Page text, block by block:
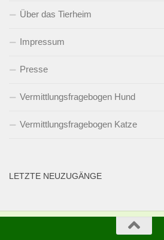
Über das Tierheim
Impressum
Presse
Vermittlungsfragebogen Hund
Vermittlungsfragebogen Katze
LETZTE NEUZUGÄNGE